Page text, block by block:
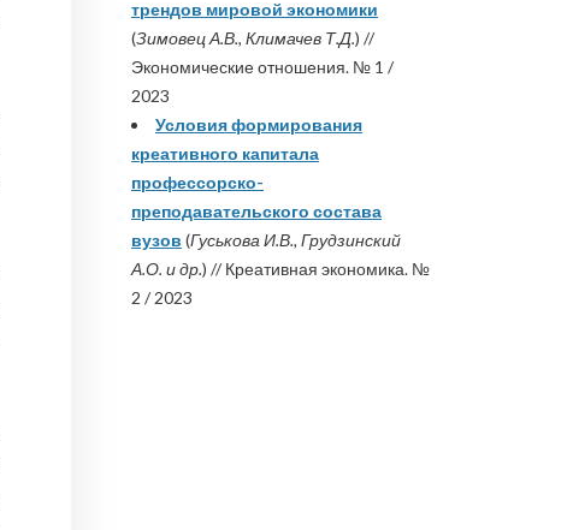
трендов мировой экономики
(Зимовец А.В., Климачев Т.Д.) //
Экономические отношения. № 1 /
2023
Условия формирования
креативного капитала
профессорско-
преподавательского состава
вузов (Гуськова И.В., Грудзинский
А.О. и др.) // Креативная экономика. №
2 / 2023